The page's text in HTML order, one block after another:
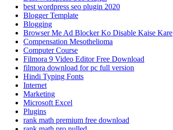
best wordpress seo plugin 2020
Blogger Template
Blogging
Browser Me Ad Blocker Ko Disable Kaise Kare
Compensation Mesothelioma
Computer Course
Filmora 9 Video Editor Free Download
filmora download for pc full version
Hindi Typing Fonts
Internet
Marketing
Microsoft Excel
Plugins
rank math premium free download